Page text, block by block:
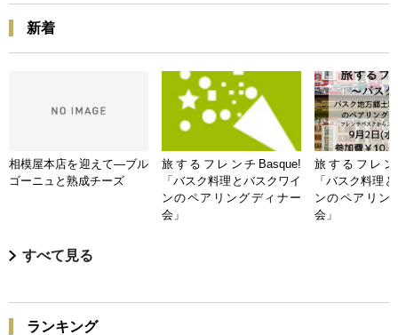
新着
相模屋本店を迎えて―ブル
ゴーニュと熟成チーズ
旅するフレンチBasque!
「バスク料理とバスクワイ
ンのペアリングディナー
会」
旅するフレン
「バスク料理
ンのペアリン
会」
すべて見る
ランキング